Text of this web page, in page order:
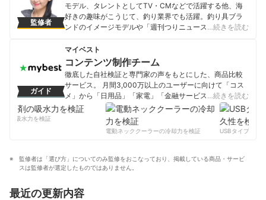
監修者
モデル、タレントとしてTV・CMなどで活躍する他、海
好きの趣味がこうじて、釣り業界でも活躍。釣り具ブラ
ンドのイメージモデルや「週刊つりニュース」の専属ラ
パリ」連載、ソルトルアーフィッシングの専門誌「SALT
WORLD」、「夕刊フジ」「スポニチ」「オフショアマガ
ジン」等の雑誌や新聞に多数掲載。公認釣りインストラ
クター、スキューバダイビングライセンス（AOW）の資
格を持つ。 「とっても♡めーこ」のブログ：
https://ameblo.jp/megu-u11
高橋恵のプロフィール
…続きを読む
ガイド
マイベスト
コンテンツ制作チーム
徹底した自社検証と専門家の声をもとにした、商品比較
サービス。 月間3,000万以上のユーザーに向けて「コス
メ」から「日用品」「家電」「金融サービス」まで、ベ
ストな商品を選んでもらうために、毎日コンテンツを制
コンテンツ制作チームのプロフィール
…続きを読む
の吸水力を検証
電動ネッククーラーの冷却力を検証
USBタイプCケー
監修者は「選び方」についてのみ監修をおこなっており、掲載している商品・サービ
スは監修者が選定したものではありません。
最近の更新内容